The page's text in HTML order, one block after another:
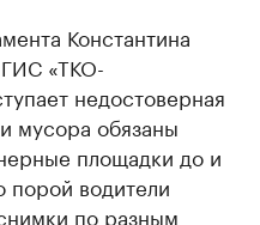
Константина
ГИС «ТКО-
недостоверная
мусора обязаны
площадки до и
порой водители
по разным